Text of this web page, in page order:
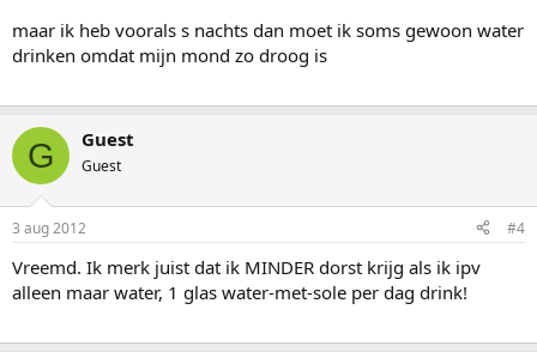
maar ik heb voorals s nachts dan moet ik soms gewoon water
drinken omdat mijn mond zo droog is
G Guest
Guest
3 aug 2012 #4
Vreemd. Ik merk juist dat ik MINDER dorst krijg als ik ipv
alleen maar water, 1 glas water-met-sole per dag drink!